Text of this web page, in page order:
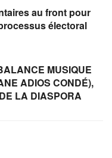
au front pour
électoral
MUSIQUE
ADIOS CONDÉ),
LA DIASPORA